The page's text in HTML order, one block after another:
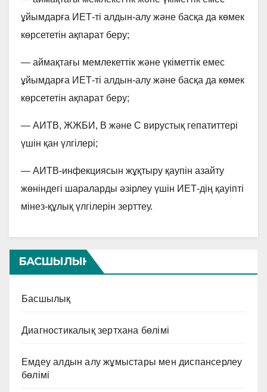
ұйымдарға ИЕТ-ті алдын-алу және басқа да көмек
көрсететін ақпарат беру;
— аймақтағы мемлекеттік және үкіметтік емес
ұйымдарға ИЕТ-ті алдын-алу және басқа да көмек
көрсететін ақпарат беру;
— АИТВ, ЖЖБИ, В және С вирустық гепатиттері
үшін қан үлгілері;
— АИТВ-инфекциясын жұқтыру қаупін азайту
жөніндегі шараларды әзірлеу үшін ИЕТ-дің қауіпті
мінез-құлық үлгілерін зерттеу.
БАСШЫЛЫҚ
Басшылық
Диагностикалық зертхана бөлімі
Емдеу алдын алу жұмыстары мен диспансерлеу
бөлімі